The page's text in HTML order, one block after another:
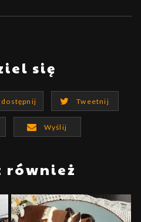
się
Tweetnij
Wyślij
również